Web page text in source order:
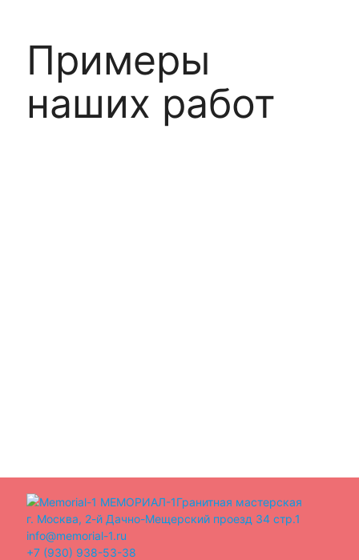
Примеры
наших работ
МЕМОРИАЛ-1Гранитная мастерская
г. Москва, 2-й Дачно-Мещерский проезд 34 стр.1
info@memorial-1.ru
+7 (930) 938-53-38